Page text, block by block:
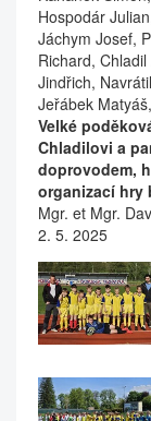
Hospodár
Jáchym Josef,
Richard,
Jindřich,
Jeřábek
Velké
Chladilovi a
doprovodem,
organizací hry
Mgr. et Mgr.
2. 5. 2025